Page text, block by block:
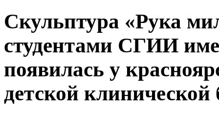
Скульптура «Рука
студентами СГИИ
появилась у
детской